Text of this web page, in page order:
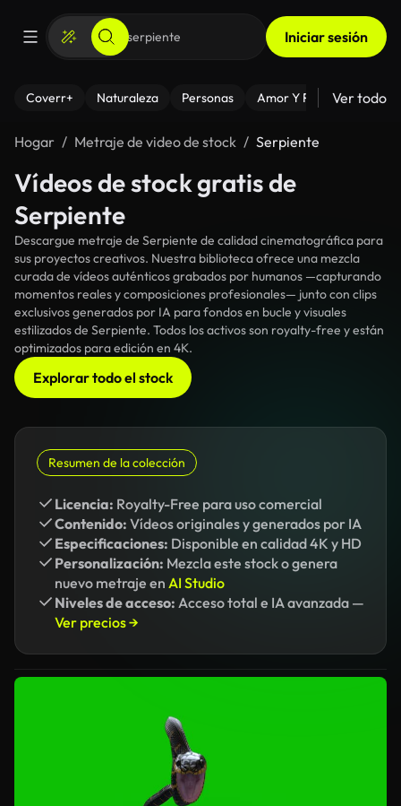
Iniciar sesión
Coverr+ Naturaleza Personas Amor Y Relaciones
Ver todo
Hogar Metraje de video de stock Serpiente
Vídeos de stock gratis de
Serpiente
Descargue metraje de Serpiente de calidad cinematográfica para
sus proyectos creativos. Nuestra biblioteca ofrece una mezcla
curada de vídeos auténticos grabados por humanos —capturando
momentos reales y composiciones profesionales— junto con clips
exclusivos generados por IA para fondos en bucle y visuales
estilizados de Serpiente. Todos los activos son royalty-free y están
optimizados para edición en 4K.
Explorar todo el stock
Resumen de la colección
Licencia: Royalty-Free para uso comercial
Contenido: Vídeos originales y generados por IA
Especificaciones: Disponible en calidad 4K y HD
Personalización: Mezcla este stock o genera
nuevo metraje en AI Studio
Niveles de acceso: Acceso total e IA avanzada —
Ver precios →